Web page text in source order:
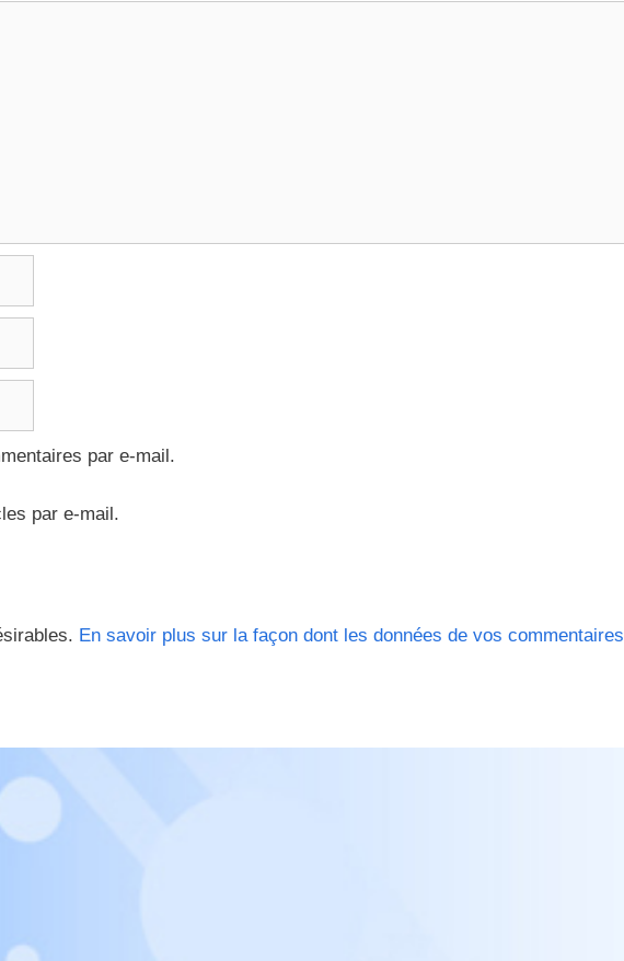
par e-mail.
par e-mail.
En savoir plus sur la façon dont les données de vos commentaires